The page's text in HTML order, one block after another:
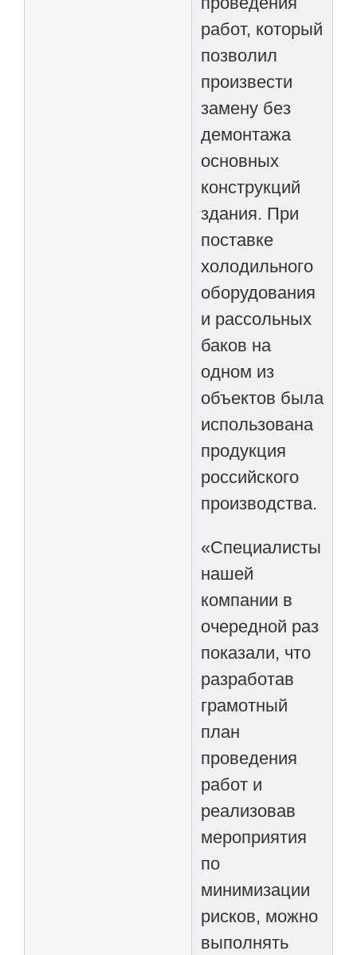
работ, который
позволил
произвести
замену без
демонтажа
основных
конструкций
здания. При
поставке
холодильного
оборудования
и рассольных
баков на
одном из
объектов была
использована
продукция
российского
производства.
«Специалисты
нашей
компании в
очередной раз
показали, что
разработав
грамотный
план
проведения
работ и
реализовав
мероприятия
по
минимизации
рисков, можно
выполнять